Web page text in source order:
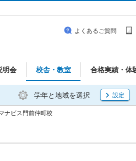
明会 校舎・教室 合格実績・体
よくあるご質問
学年と地域を選択 設定
ナビス門前仲町校